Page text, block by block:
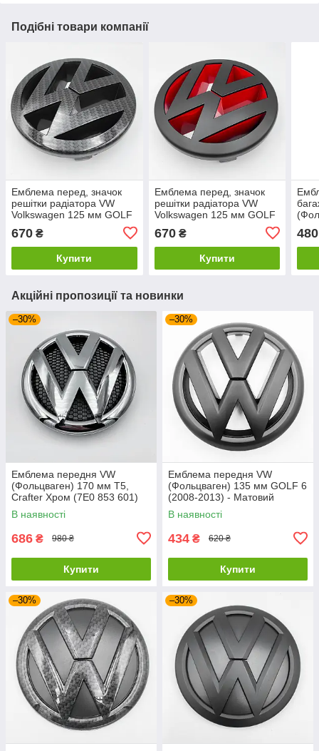
Подібні товари компанії
Емблема перед, значок
решітки радіатора VW
Volkswagen 125 мм GOLF
EOS Карбон
670 ₴
Купити
Емблема перед, значок
решітки радіатора VW
Volkswagen 125 мм GOLF
EOS Чорний мат, Червона
670₴
Купити
480
Акційні пропозиції та новинки
–30%
Емблема передня VW
(Фольцваген) 170 мм T5,
Crafter Хром (7E0 853 601)
В наявності
686 ₴ 980 ₴
Купити
–30%
Емблема передня VW
(Фольцваген) 135 мм GOLF 6
(2008-2013) - Матовий
Чорний (5K0853601)
В наявності
434 ₴ 620 ₴
Купити
–30% –30%